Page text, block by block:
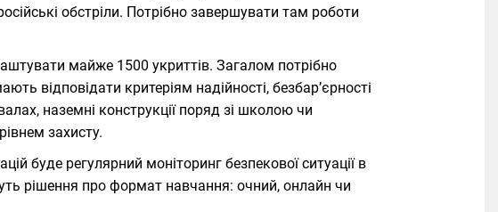
обстріли. Потрібно завершувати там роботи
майже 1500 укриттів. Загалом потрібно
відповідати критеріям надійності, безбар’єрності
наземні конструкції поряд зі школою чи
захисту.
буде регулярний моніторинг безпекової ситуації в
рішення про формат навчання: очний, онлайн чи